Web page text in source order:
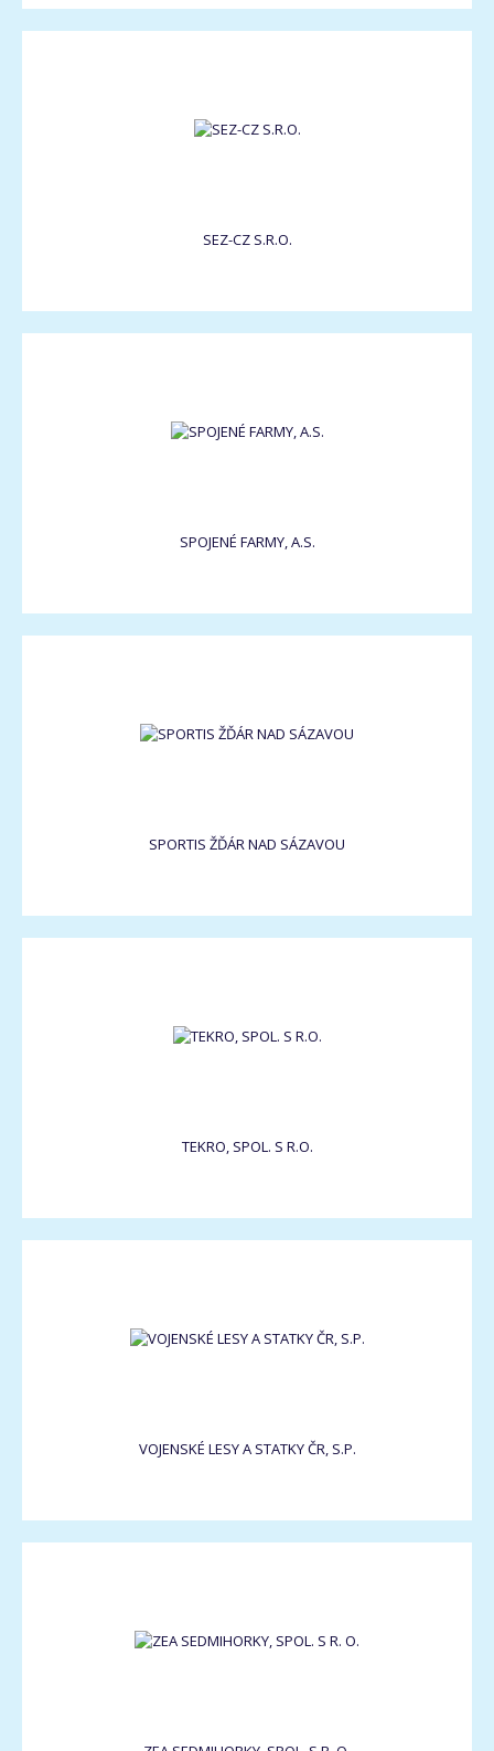
SEZ-CZ S.R.O.
SPOJENÉ FARMY, A.S.
SPORTIS ŽĎÁR NAD SÁZAVOU
TEKRO, SPOL. S R.O.
VOJENSKÉ LESY A STATKY ČR, S.P.